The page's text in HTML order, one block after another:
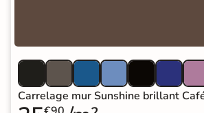
Carrelage mur Sunshine brillant